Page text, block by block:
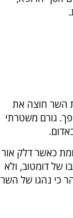
השר חוצה את
גורם משטרתי
כאשר דלק אור
של דומטוב, ולא
כי נהגו של השר